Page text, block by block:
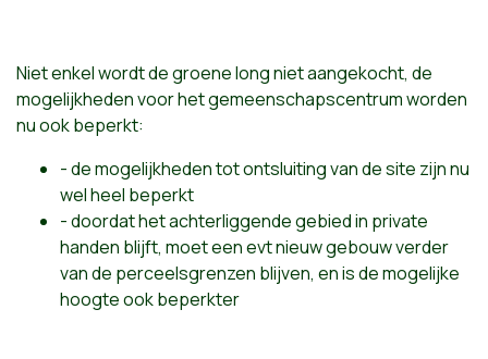
Niet enkel wordt de groene long niet aangekocht, de
mogelijkheden voor het gemeenschapscentrum worden
nu ook beperkt:
- de mogelijkheden tot ontsluiting van de site zijn nu
wel heel beperkt
- doordat het achterliggende gebied in private
handen blijft, moet een evt nieuw gebouw verder
van de perceelsgrenzen blijven, en is de mogelijke
hoogte ook beperkter